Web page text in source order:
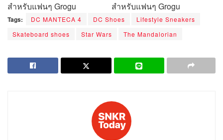
ชื่นชอบรองเท้าบาสเก็ตบอล และก็เริ่มชอบรองเท้าอื่นๆ โดย
ไม่รู้ตัว ถึงแม้จะยังไม่มีความรู้เรื่องราวของรองเท้ามากนัก
แต่ก็อยากจะทำเว็บไซต์ที่พูดถึงเรื่องรองเท้า ไม่ว่าจะเป็น
รองเท้ารุ่นใหม่, รีวิวรองเท้า (ถ้าได้ซื้อใหม่) และเรื่องราว